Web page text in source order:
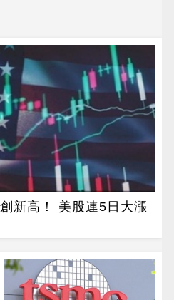
新高！ 美股連5日大漲